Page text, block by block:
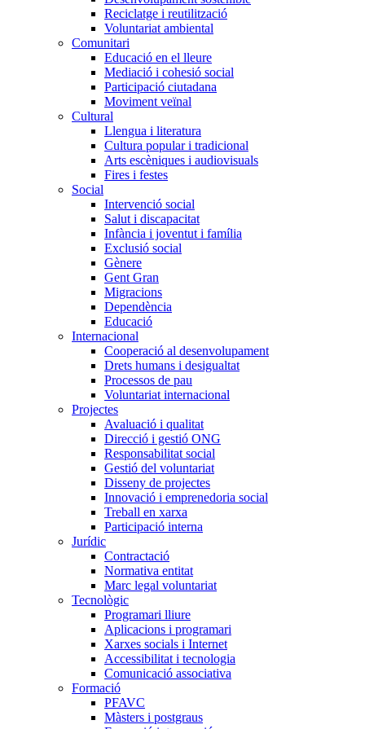
Reciclatge i reutilització
Voluntariat ambiental
Comunitari
Educació en el lleure
Mediació i cohesió social
Participació ciutadana
Moviment veïnal
Cultural
Llengua i literatura
Cultura popular i tradicional
Arts escèniques i audiovisuals
Fires i festes
Social
Intervenció social
Salut i discapacitat
Infància i joventut i família
Exclusió social
Gènere
Gent Gran
Migracions
Dependència
Educació
Internacional
Cooperació al desenvolupament
Drets humans i desigualtat
Processos de pau
Voluntariat internacional
Projectes
Avaluació i qualitat
Direcció i gestió ONG
Responsabilitat social
Gestió del voluntariat
Disseny de projectes
Innovació i emprenedoria social
Treball en xarxa
Participació interna
Jurídic
Contractació
Normativa entitat
Marc legal voluntariat
Tecnològic
Programari lliure
Aplicacions i programari
Xarxes socials i Internet
Accessibilitat i tecnologia
Comunicació associativa
Formació
PFAVC
Màsters i postgraus